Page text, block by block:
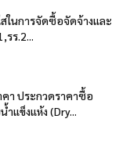
สในการจัดซื้อจัดจ้างและ
ร.2...
า ประกวดราคาซื้อ
แข็งแห้ง (Dry...